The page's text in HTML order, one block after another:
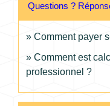
Questions ?
Comment payer
Comment est
professionnel ?